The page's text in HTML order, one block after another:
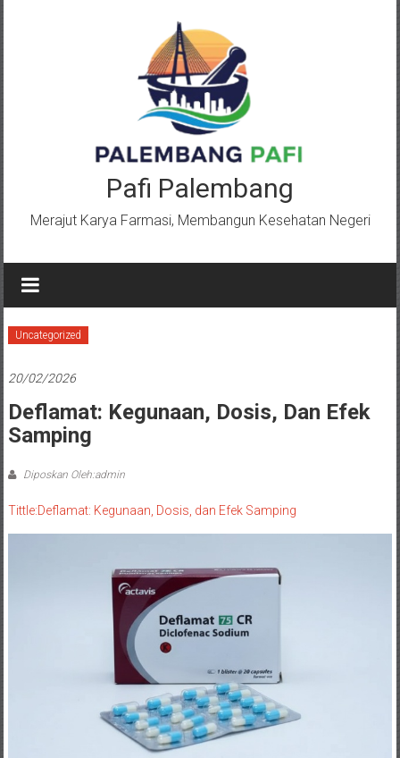
Pafi Palembang
Merajut Karya Farmasi, Membangun Kesehatan Negeri
Uncategorized
20/02/2026
Deflamat: Kegunaan, Dosis, Dan Efek
Samping
Diposkan Oleh:admin
Tittle:Deflamat: Kegunaan, Dosis, dan Efek Samping